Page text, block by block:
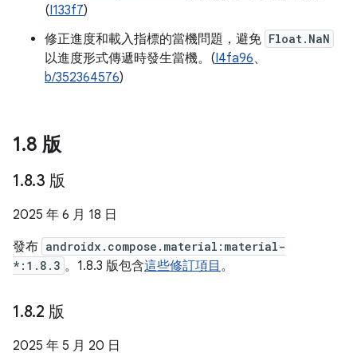
(I133f7)
修正進度和載入指標的當機問題，避免 Float.NaN
以進度形式傳遞時發生當機。(I4fa96、
b/352364576)
1.8 版
1.8.3 版
2025 年 6 月 18 日
發布 androidx.compose.material:material-
*:1.8.3 。1.8.3 版包含這些修訂項目 。
1.8.2 版
2025 年 5 月 20 日